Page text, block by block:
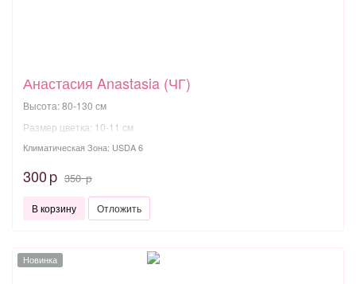
Анастасия Anastasia (ЧГ)
Высота: 80-130 см
Размер цветка: 10-11 см
Климатическая Зона: USDA 6
300 p 350 p
В корзину Отложить
Новинка